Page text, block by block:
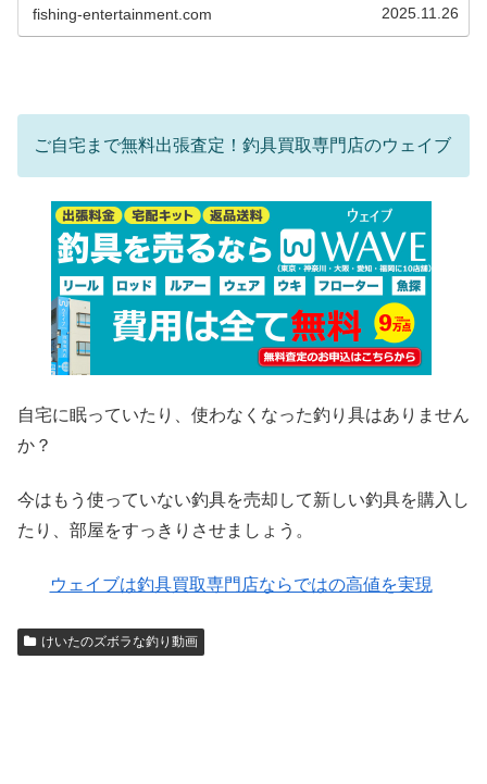
基本的にバス釣りがメインでバスの...
fishing-entertainment.com 2025.11.26
ご自宅まで無料出張査定！釣具買取専門店のウェイブ
自宅に眠っていたり、使わなくなった釣り具はありません
か？
今はもう使っていない釣具を売却して新しい釣具を購入し
たり、部屋をすっきりさせましょう。
ウェイブは釣具買取専門店ならではの高値を実現
けいたのズボラな釣り動画